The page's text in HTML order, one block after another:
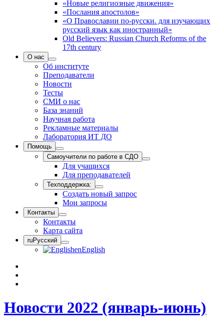
«Новые религиозные движения»
«Послания апостолов»
«О Православии по-русски. для изучающих
русский язык как иностранный»
Old Believers: Russian Church Reforms of the
17th century
О нас
Об институте
Преподаватели
Новости
Тесты
СМИ о нас
База знаний
Научная работа
Рекламные материалы
Лаборатория ИТ ДО
Помощь
Самоучители по работе в СДО
Для учащихся
Для преподавателей
Техподдержка:
Создать новый запрос
Мои запросы
Контакты
Контакты
Карта сайта
ruРусский
enEnglish
Новости 2022 (январь-июнь)